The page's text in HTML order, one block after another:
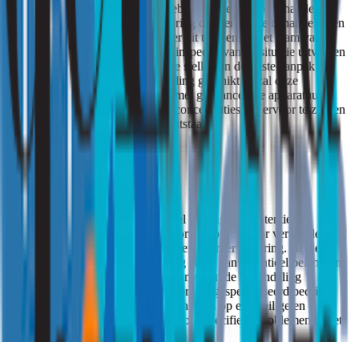
Voor particulieren die behoefte hebben aan een ozonbehandeling,
biedt Strooming expertise en ervaring om dergelijke behandelingen
op een veilige en effectieve manier uit te voeren. Het team van
Strooming zal eerst een grondige inspectie van de situatie uitvoeren
om het specifieke probleem vast te stellen en de juiste aanpak te
bepalen. Indien een ozonbehandeling geschikt is, zal deze
professioneel worden uitgevoerd met geavanceerde apparatuur en
zorgvuldige monitoring van ozonconcentraties om ervoor te zorgen
dat er geen gezondheidsrisico’s ontstaan.
Conclusie
Ozon is een krachtig gas met zowel gunstige als potentieel
schadelijke eigenschappen. Het wordt gebruikt voor verschillende
doeleinden, waaronder desinfectie en geurverwijdering. Bij het
uitvoeren van een ozonbehandeling is het van essentieel belang om
de gezondheidsrisico’s in acht te nemen en de behandeling
professioneel te laten uitvoeren door een gespecialiseerd bedrijf
zoals Strooming. Op die manier kan ozon op een veilige en
effectieve manier worden ingezet voor specifieke problemen in het
binnenmilieu.